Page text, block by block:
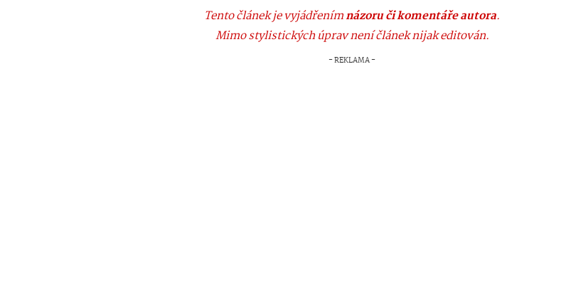
Tento článek je vyjádřenímnázoru či komentáře autora.
Mimo stylistických úprav není článek nijak editován.